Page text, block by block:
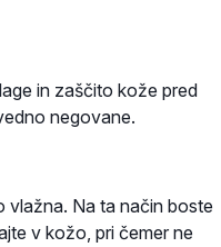
in zaščito kože pred
negovane.
vlažna. Na ta način boste
v kožo, pri čemer ne